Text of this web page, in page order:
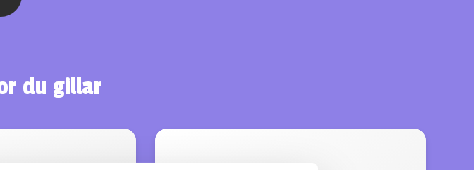
du gillar